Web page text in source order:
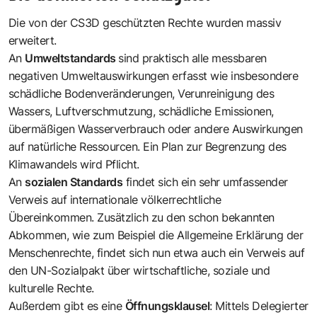
Die von der CS3D geschützten Rechte wurden massiv
erweitert.
An Umweltstandards sind praktisch alle messbaren
negativen Umweltauswirkungen erfasst wie insbesondere
schädliche Bodenveränderungen, Verunreinigung des
Wassers, Luftverschmutzung, schädliche Emissionen,
übermäßigen Wasserverbrauch oder andere Auswirkungen
auf natürliche Ressourcen. Ein Plan zur Begrenzung des
Klimawandels wird Pflicht.
An sozialen Standards findet sich ein sehr umfassender
Verweis auf internationale völkerrechtliche
Übereinkommen. Zusätzlich zu den schon bekannten
Abkommen, wie zum Beispiel die Allgemeine Erklärung der
Menschenrechte, findet sich nun etwa auch ein Verweis auf
den UN-Sozialpakt über wirtschaftliche, soziale und
kulturelle Rechte.
Außerdem gibt es eine Öffnungsklausel: Mittels Delegierter